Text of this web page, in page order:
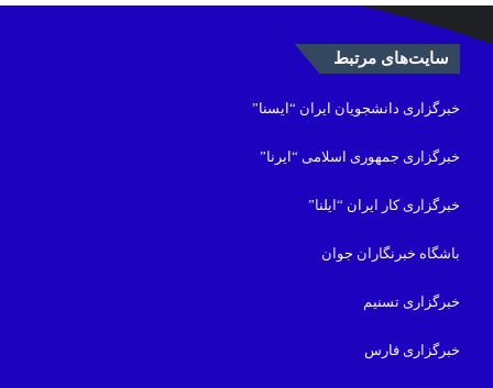
سایت‌های مرتبط
خبرگزاری دانشجویان ایران “ایسنا”
خبرگزاری جمهوری اسلامی “ایرنا”
خبرگزاری کار ایران “ایلنا”
باشگاه خبرنگاران جوان
خبرگزاری تسنیم
خبرگزاری فارس